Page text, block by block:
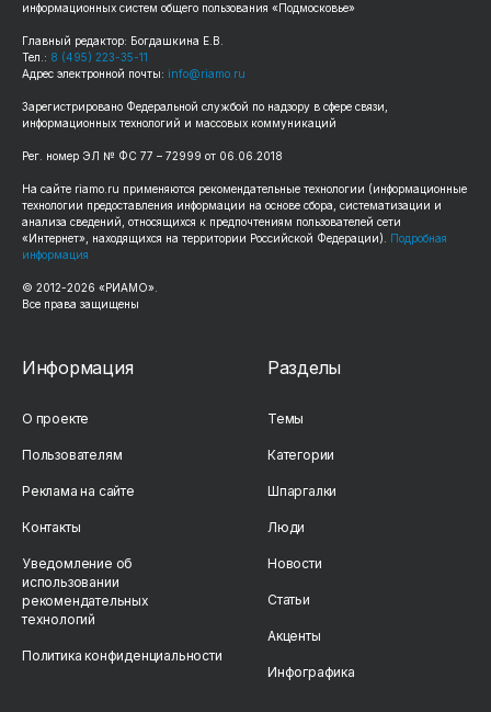
информационных систем общего пользования «Подмосковье»
Главный редактор: Богдашкина Е.В.
Тел.: 8 (495) 223-35-11
Адрес электронной почты: info@riamo.ru
Зарегистрировано Федеральной службой по надзору в сфере связи,
информационных технологий и массовых коммуникаций
Рег. номер ЭЛ № ФС 77 – 72999 от 06.06.2018
На сайте riamo.ru применяются рекомендательные технологии (информационные
технологии предоставления информации на основе сбора, систематизации и
анализа сведений, относящихся к предпочтениям пользователей сети
«Интернет», находящихся на территории Российской Федерации). Подробная
информация
© 2012-2026 «РИАМО».
Все права защищены
Информация
О проекте
Пользователям
Реклама на сайте
Контакты
Уведомление об
использовании
рекомендательных
технологий
Политика конфиденциальности
Разделы
Темы
Категории
Шпаргалки
Люди
Новости
Статьи
Акценты
Инфографика